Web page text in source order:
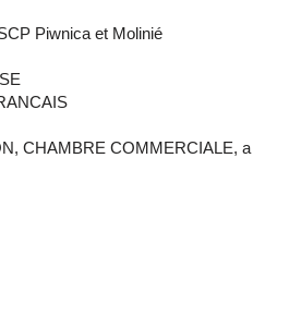
Piwnica et Molinié
CHAMBRE COMMERCIALE, a